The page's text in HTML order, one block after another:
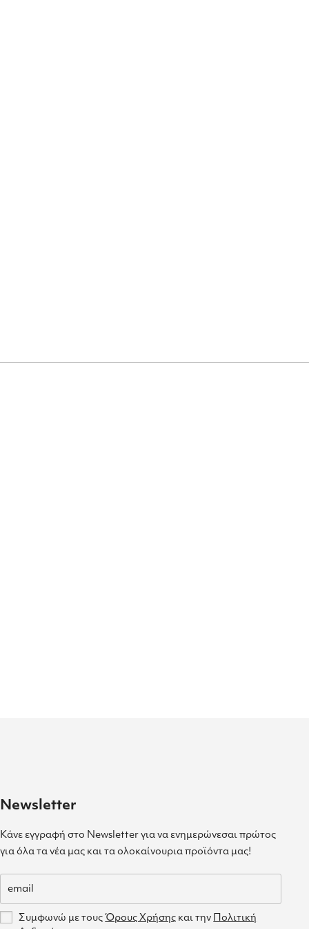
Newsletter
Κάνε εγγραφή στο Newsletter για να ενημερώνεσαι πρώτος
για όλα τα νέα μας και τα ολοκαίνουρια προϊόντα μας!
Συμφωνώ με τουςΌρους Χρήσης και την Πολιτική